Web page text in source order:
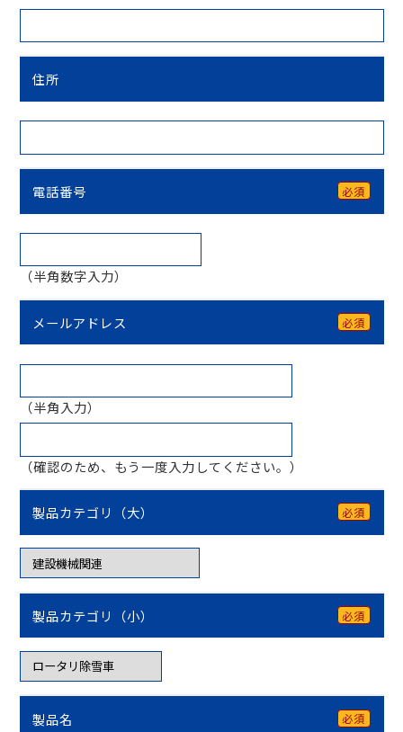
住所
電話番号 必須
（半角数字入力）
メールアドレス 必須
（半角入力）
（確認のため、もう一度入力してください。）
製品カテゴリ（大） 必須
製品カテゴリ（小） 必須
製品名 必須